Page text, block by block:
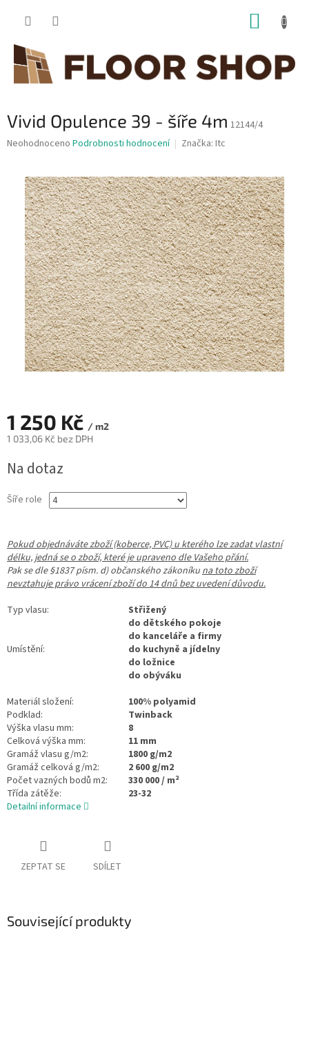
Vivid Opulence 39 - šíře 4m 12144/4
Průměrné
hvězdiček.
Neohodnoceno Podrobnosti hodnocení Značka: Itc
1 250 Kč / m2
1 033,06 Kč bez DPH
cena:
Na dotaz
Šíře role
Pokud objednáváte zboží (koberce, PVC) u kterého lze zadat vlastní
délku, jedná se o zboží, které je upraveno dle Vašeho přání.
Pak se dle §1837 písm. d) občanského zákoníku na toto zboží
nevztahuje právo vrácení zboží do 14 dnů bez uvedení důvodu.
Typ vlasu:
Střižený
Umístění:
do dětského pokoje
do kanceláře a firmy
do kuchyně a jídelny
do ložnice
do obýváku
Materiál složení:
100% polyamid
Podklad:
Twinback
Výška vlasu mm:
8
Celková výška mm:
11 mm
Gramáž vlasu g/m2:
1800 g/m2
Gramáž celková g/m2:
2 600 g/m2
Počet vazných bodů m2:
330 000 / m²
Třída zátěže:
23-32
Detailní informace
ZEPTAT SE SDÍLET
Související produkty